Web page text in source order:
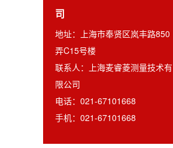
司
地址：上海市奉贤区岚丰路850
弄C15号楼
联系人：上海麦睿菱测量技术有
限公司
电话：021-67101668
手机：021-67101668